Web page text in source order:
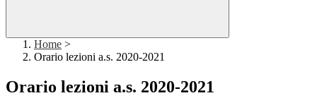
Home >
Orario lezioni a.s. 2020-2021
Orario lezioni a.s. 2020-2021